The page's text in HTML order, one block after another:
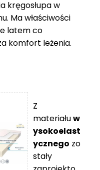
kręgosłupa w
Ma właściwości
latem co
komfort leżenia.
Z
materiałuw
ysokoelast
ycznego zo
stały